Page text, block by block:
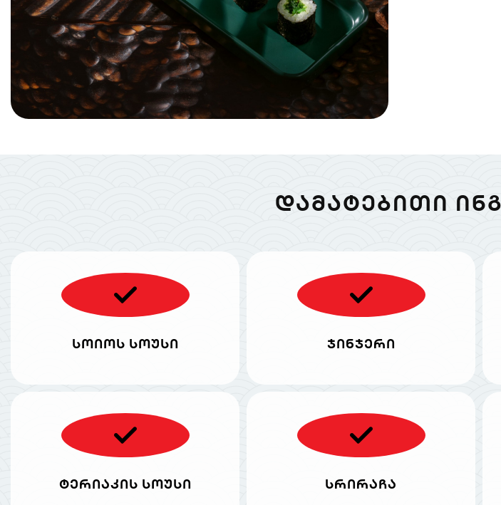
ᲓᲐᲛᲐᲢᲔᲑᲘᲗᲘ
სოიოს სოუსი ჯინჯერი
ტერიაკის სოუსი სრირაჩა